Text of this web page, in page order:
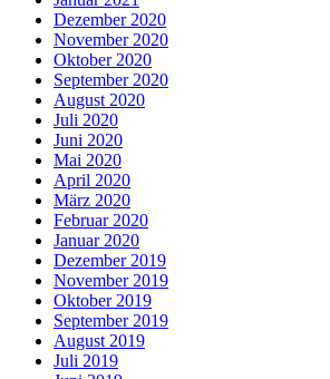
Dezember 2020
November 2020
Oktober 2020
September 2020
August 2020
Juli 2020
Juni 2020
Mai 2020
April 2020
März 2020
Februar 2020
Januar 2020
Dezember 2019
November 2019
Oktober 2019
September 2019
August 2019
Juli 2019